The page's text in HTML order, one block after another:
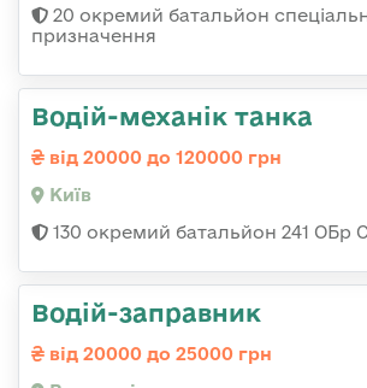
20 окремий батальйон
призначення
Водій-механік танка
від 20000 до 120000 грн
Київ
130 окремий батальйон 241 ОБр
Водій-заправник
від 20000 до 25000 грн